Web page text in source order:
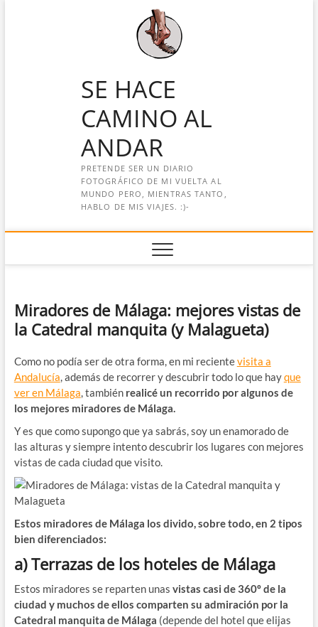
SE HACE
CAMINO AL
ANDAR
PRETENDE SER UN DIARIO
FOTOGRÁFICO DE MI VUELTA AL
MUNDO PERO, MIENTRAS TANTO,
HABLO DE MIS VIAJES. :)-
Miradores de Málaga: mejores vistas de
la Catedral manquita (y Malagueta)
Como no podía ser de otra forma, en mi recientevisita a
Andalucía, además de recorrer y descubrir todo lo que hayque
ver en Málaga, también realicé un recorrido por algunos de
los mejores miradores de Málaga.
Y es que como supongo que ya sabrás, soy un enamorado de
las alturas y siempre intento descubrir los lugares con mejores
vistas de cada ciudad que visito.
Estos miradores de Málaga los divido, sobre todo, en 2 tipos
bien diferenciados:
a) Terrazas de los hoteles de Málaga
Estos miradores se reparten unas vistas casi de 360º de la
ciudad y muchos de ellos comparten su admiración por la
Catedral manquita de Málaga (depende del hotel que elijas